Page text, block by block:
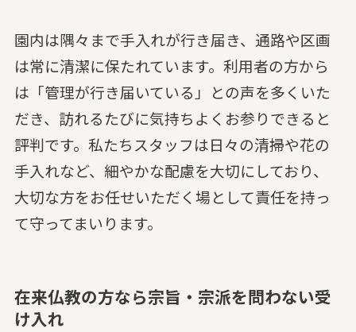
園内は隅々まで手入れが行き届き、通路や区画
は常に清潔に保たれています。利用者の方から
は「管理が行き届いている」との声を多くいた
だき、訪れるたびに気持ちよくお参りできると
評判です。私たちスタッフは日々の清掃や花の
手入れなど、細やかな配慮を大切にしており、
大切な方をお任せいただく場として責任を持っ
て守ってまいります。
在来仏教の方なら宗旨・宗派を問わない受
け入れ